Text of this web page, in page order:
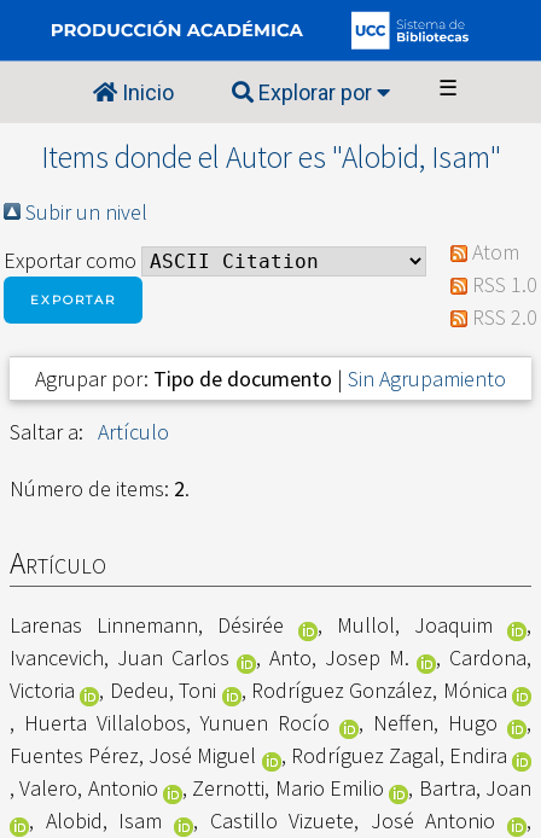
Inicio Explorar por ☰
Items donde el Autor es "Alobid, Isam"
Subir un nivel
Exportar como
Atom
RSS 1.0
RSS 2.0
Agrupar por: Tipo de documento | Sin Agrupamiento
Saltar a: Artículo
Número de items: 2.
Artículo
Larenas Linnemann, Désirée , Mullol, Joaquim
,
Ivancevich, Juan Carlos
, Anto, Josep M. , Cardona,
Victoria
, Dedeu, Toni , Rodríguez González, Mónica
, Huerta Villalobos, Yunuen Rocío , Neffen, Hugo
,
Fuentes Pérez, José Miguel
, Rodríguez Zagal, Endira
,Valero, Antonio , Zernotti, Mario Emilio , Bartra, Joan
, Alobid, Isam , Castillo Vizuete, José Antonio
,